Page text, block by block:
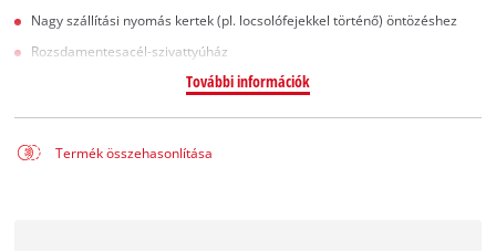
Nagy szállítási nyomás kertek (pl. locsolófejekkel történő) öntözéshez
Rozsdamentesacél-szivattyúház
További információk
Termék összehasonlítása